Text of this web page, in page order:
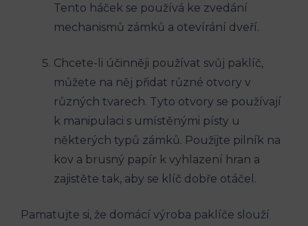
Tento háček se používá ke zvedání
mechanismů zámků a otevírání dveří.
Chcete-li účinněji používat svůj paklíč,
můžete na něj přidat různé otvory v
různých tvarech. Tyto otvory se používají
k manipulaci s umístěnými písty u
některých typů zámků. Použijte pilník na
kov a brusný papír k vyhlazení hran a
zajistěte tak, aby se klíč dobře otáčel.
Pamatujte si, že domácí výroba paklíče slouží